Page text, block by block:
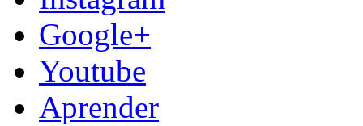
Google+
Youtube
Aprender